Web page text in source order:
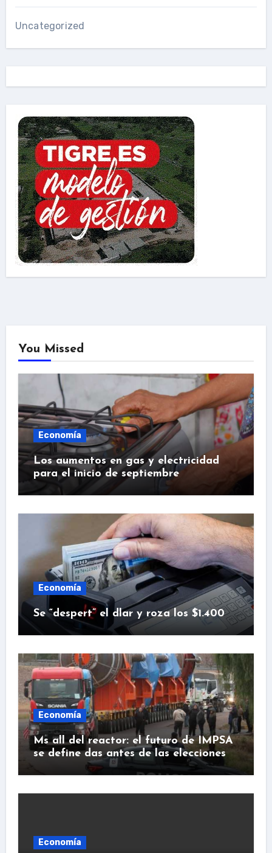
Uncategorized
You Missed
Economía
Los aumentos en gas y electricidad
para el inicio de septiembre
Economía
Se “despert” el dlar y roza los $1.400
Economía
Ms all del reactor: el futuro de IMPSA
se define das antes de las elecciones
Economía